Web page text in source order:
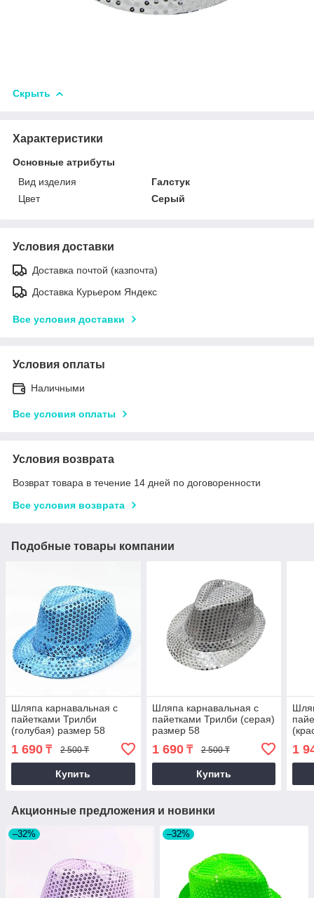
Скрыть
Характеристики
Основные атрибуты
Вид изделия
Галстук
Цвет
Серый
Условия доставки
Доставка почтой (казпочта)
Доставка Курьером Яндекс
Все условия доставки
Условия оплаты
Наличными
Все условия оплаты
Условия возврата
Возврат товара в течение 14 дней по договоренности
Все условия возврата
Подобные товары компании
Шляпа карнавальная с
пайетками Трилби
(голубая) размер 58
1 690 ₸ 2 500 ₸
Купить
Шляпа карнавальная с
пайетками Трилби (серая)
размер 58
1 690₸ 2 500 ₸
Купить
1
Акционные предложения и новинки
–32% –32%